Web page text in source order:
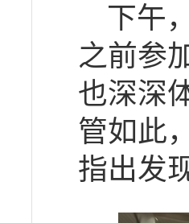
下午
之前参
也深深
管如此
指出发